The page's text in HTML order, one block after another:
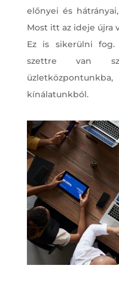
előnyei és
Most itt az ideje újra
Ez is sikerülni
szettre van
kínálatunkból.